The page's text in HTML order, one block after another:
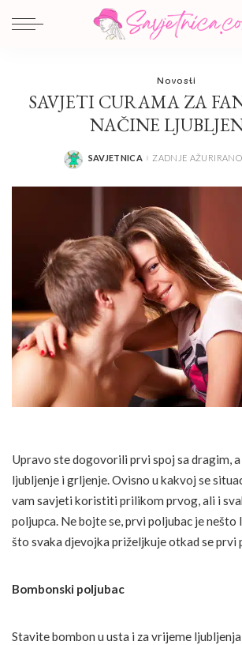
Novosti
SAVJETI CURAMA ZA
NAČINE
POSTED
SAVJETNICA ZADNJE
Upravo ste dogovorili prvi spoj sa dragim,
ljubljenje i grljenje. Ovisno u kakvoj se
vam savjeti koristiti prilikom prvog, ali i
poljupca. Ne bojte se, prvi poljubac je
što svaka djevojka priželjkuje otkad se prvi
Bombonski poljubac
Stavite bombon u usta i za vrijeme